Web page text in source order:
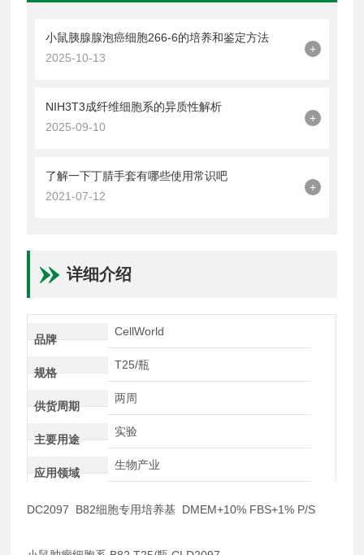
小鼠胰腺腺泡癌细胞266-6的培养和鉴定方法
2025-10-13
+
NIH3T3成纤维细胞系的异质性解析
2025-09-10
+
了解一下丁腈手套有哪些使用常识吧
2021-07-12
+
详细介绍
品牌
CellWorld
规格
T25/瓶
供货周期
两周
主要用途
实验
应用领域
生物产业
DC2097 B82细胞专用培养基 DMEM+10% FBS+1% P/S